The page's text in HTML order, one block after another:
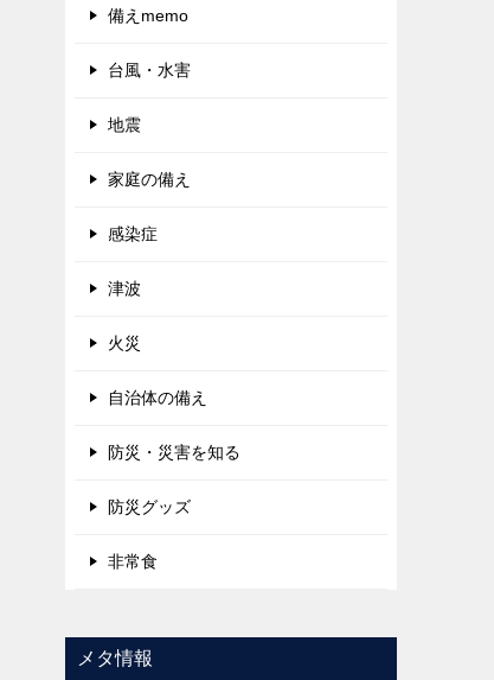
備えmemo
台風・水害
地震
家庭の備え
感染症
津波
火災
自治体の備え
防災・災害を知る
防災グッズ
非常食
メタ情報